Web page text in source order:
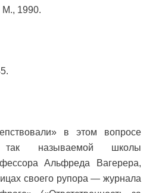
М., 1990.
в этом вопросе
так называемой школы
Альфреда Вагерера,
своего рупора — журнала